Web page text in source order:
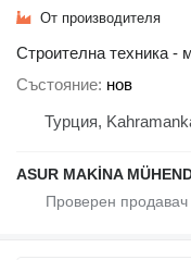
От производителя
Строителна техника -
Състояние нов
Турция,
ASUR MAKİNA